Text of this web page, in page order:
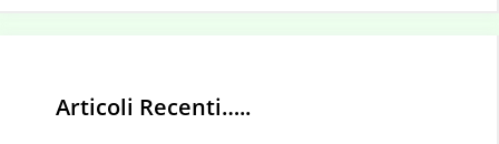
Articoli Recenti…..